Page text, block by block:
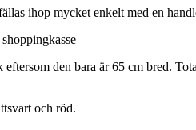
ihop mycket enkelt med en
den bara är 65 cm bred.
och röd.